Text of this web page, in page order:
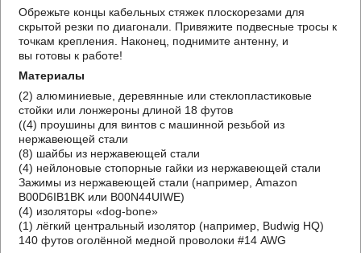
Обрежьте концы кабельных стяжек плоскорезами для
скрытой резки по диагонали. Привяжите подвесные тросы к
точкам крепления. Наконец, поднимите антенну, и
вы готовы к работе!
Материалы
(2) алюминиевые, деревянные или стеклопластиковые
стойки или лонжероны длиной 18 футов
((4) проушины для винтов с машинной резьбой из
нержавеющей стали
(8) шайбы из нержавеющей стали
(4) нейлоновые стопорные гайки из нержавеющей стали
Зажимы из нержавеющей стали (например, Amazon
B00D6IB1BK или B00N44UIWE)
(4) изоляторы «dog-bone»
(1) лёгкий центральный изолятор (например, Budwig HQ)
140 футов оголённой медной проволоки #14 AWG